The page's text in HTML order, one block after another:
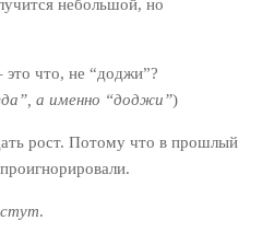
небольшой, но
это что, не “доджи”?
а именно “доджи”)
рост. Потому что в прошлый
.